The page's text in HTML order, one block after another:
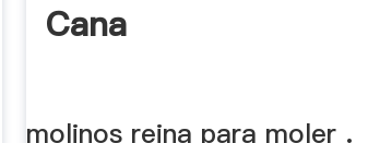
Cana
molinos reina para moler .